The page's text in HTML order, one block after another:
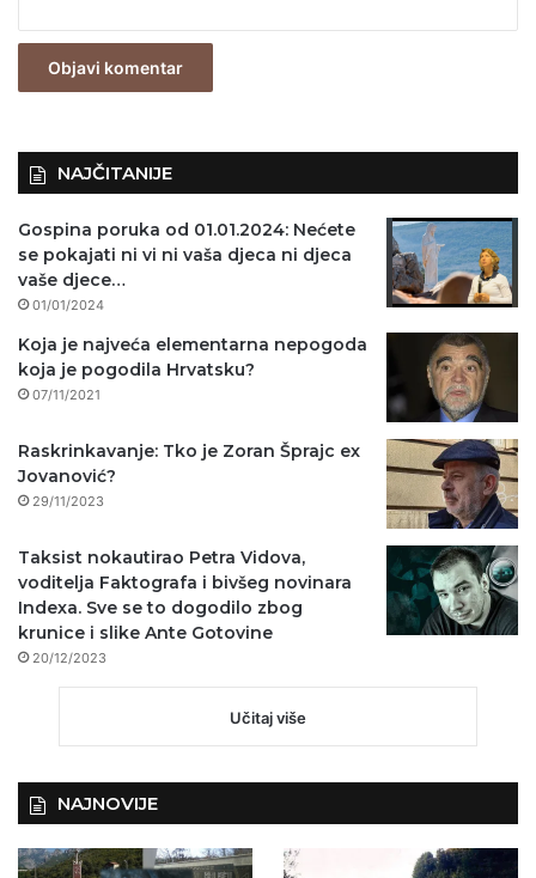
z
NAJČITANIJE
Gospina poruka od 01.01.2024: Nećete
se pokajati ni vi ni vaša djeca ni djeca
vaše djece…
01/01/2024
Koja je najveća elementarna nepogoda
koja je pogodila Hrvatsku?
07/11/2021
Raskrinkavanje: Tko je Zoran Šprajc ex
Jovanović?
29/11/2023
Taksist nokautirao Petra Vidova,
voditelja Faktografa i bivšeg novinara
Indexa. Sve se to dogodilo zbog
krunice i slike Ante Gotovine
20/12/2023
Učitaj više
NAJNOVIJE